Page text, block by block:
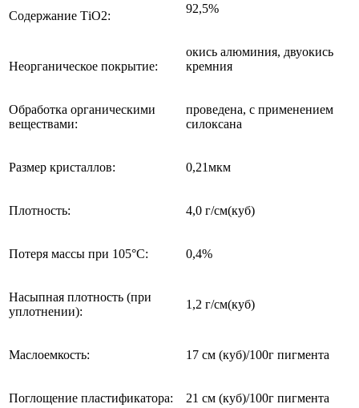
Содержание ТiO2:
92,5%
Неорганическое покрытие:
окись алюминия, двуокись
кремния
Обработка органическими
веществами:
проведена, с применением
силоксана
Размер кристаллов: 0,21мкм
Плотность: 4,0 г/см(куб)
Потеря массы при 105°С: 0,4%
Насыпная плотность (при
уплотнении):
1,2 г/см(куб)
Маслоемкость: 17 см (куб)/100г пигмента
Поглощение пластификатора: 21 см (куб)/100г пигмента